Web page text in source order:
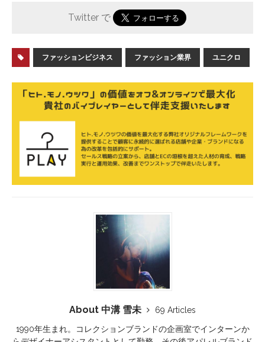
Twitter で
ファッションビジネス ファッション業界 ユニクロ
About 中溝 雪未
69 Articles
1990年生まれ。コレクションブランドの企画室でインターンか